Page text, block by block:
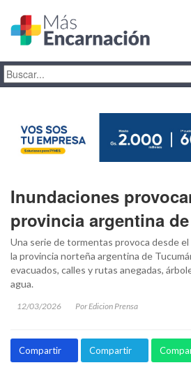
Inundaciones
provincia argentina
Una serie de tormentas provoca desde
la provincia norteña argentina de
evacuados, calles y rutas anegadas,
agua.
12/03/2026 Por Edicion Prensa
Compartir Compartir